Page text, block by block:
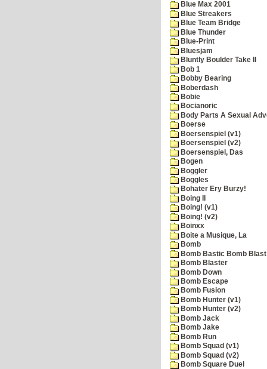
Blue Max 2001
Blue Streakers
Blue Team Bridge
Blue Thunder
Blue-Print
Bluesjam
Bluntly Boulder Take II
Bob 1
Bobby Bearing
Boberdash
Bobie
Bocianoric
Body Parts A Sexual
Boerse
Boersenspiel (v1)
Boersenspiel (v2)
Boersenspiel, Das
Bogen
Boggler
Boggles
Bohater Ery Burzy!
Boing II
Boing! (v1)
Boing! (v2)
Boinxx
Boite a Musique, La
Bomb
Bomb Bastic Bomb
Bomb Blaster
Bomb Down
Bomb Escape
Bomb Fusion
Bomb Hunter (v1)
Bomb Hunter (v2)
Bomb Jack
Bomb Jake
Bomb Run
Bomb Squad (v1)
Bomb Squad (v2)
Bomb Square Duel